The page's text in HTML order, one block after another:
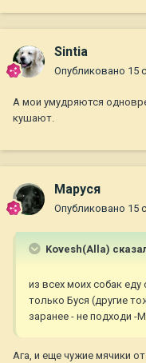
Sintia
Опубликовано 15
А мои умудряются
кушают.
Маруся
Опубликовано 15
Kovesh(Alla)
из всех моих собак еду
только Буся (другие
заранее - не подходи -
Ага, и еще чужие мячики